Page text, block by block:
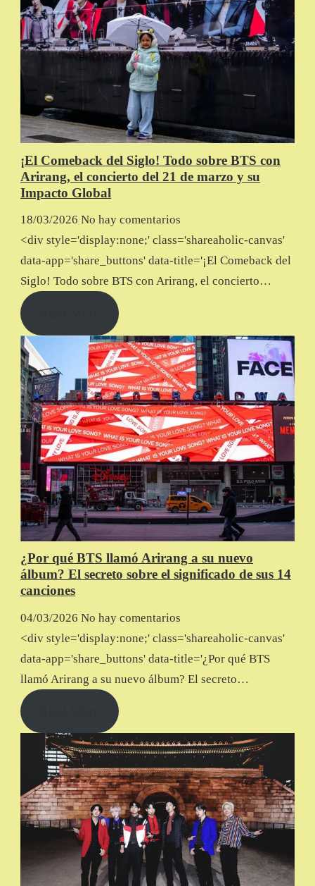
¡El Comeback del Siglo! Todo sobre BTS con
Arirang, el concierto del 21 de marzo y su
Impacto Global
18/03/2026 No hay comentarios
<div style='display:none;' class='shareaholic-canvas'
data-app='share_buttons' data-title='¡El Comeback del
Siglo! Todo sobre BTS con Arirang, el concierto…
¿Por qué BTS llamó Arirang a su nuevo
álbum? El secreto sobre el significado de sus 14
canciones
04/03/2026 No hay comentarios
<div style='display:none;' class='shareaholic-canvas'
data-app='share_buttons' data-title='¿Por qué BTS
llamó Arirang a su nuevo álbum? El secreto…